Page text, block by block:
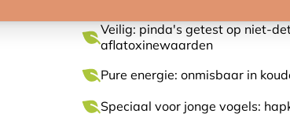
Veilig: pinda's getest op niet-
aflatoxinewaarden
Pure energie: onmisbaar in
Speciaal voor jonge vogels: